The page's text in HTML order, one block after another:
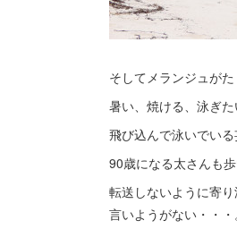
そしてメランジュが
暑い、焼ける、泳ぎ
飛び込んで泳いでい
90歳になる太さんも
転送しないように寄
言いようがない・・・